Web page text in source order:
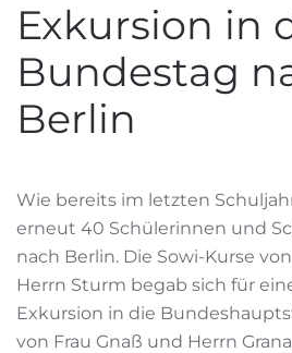
Exkursion in
Bundestag
Berlin
Wie bereits im letzten
erneut 40 Schülerinnen und
nach Berlin. Die Sowi-Kurse
Herrn Sturm begab sich für
Exkursion in die
von Frau Gnaß und Herrn